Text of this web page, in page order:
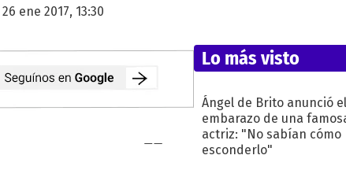
26 ene 2017, 13:30
Lo más visto
Ángel de Brito anunció el
embarazo de una
actriz: "No sabían cómo
esconderlo"